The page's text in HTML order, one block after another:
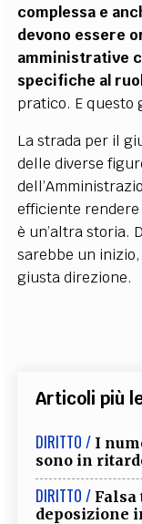
complessa e
devono essere
amministrative
specifiche al
pratico. E questo
La strada per il
delle diverse
efficiente
è un’altra storia.
sarebbe un
giusta direzione.
Articoli più
DIRITTO / I
sono in
DIRITTO /
deposizione